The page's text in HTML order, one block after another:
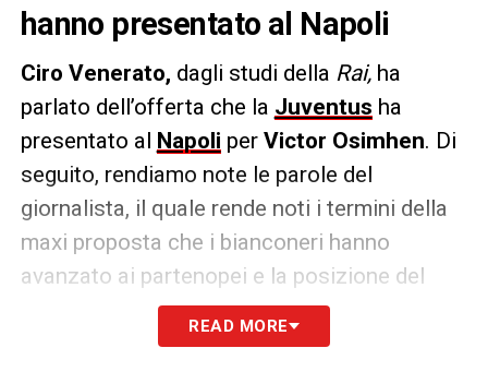
hanno presentato al Napoli
Ciro Venerato, dagli studi della Rai, ha
parlato dell’offerta che la Juventus ha
presentato al Napoli per Victor Osimhen. Di
seguito, rendiamo note le parole del
giornalista, il quale rende noti i termini della
maxi proposta che i bianconeri hanno
avanzato ai partenopei e la posizione del
club campano.
READ MORE